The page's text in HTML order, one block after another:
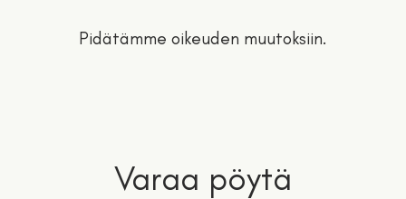
Pidätämme oikeuden muutoksiin.
Varaa pöytä